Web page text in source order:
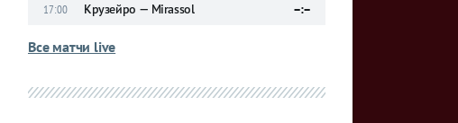
17:00 Крузейро — Mirassol –:–
Все матчи live